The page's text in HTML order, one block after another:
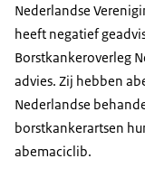
Nederlandse
heeft negatief
Borstkankeroverleg
advies. Zij hebben
Nederlandse
borstkankerartsen
abemaciclib.